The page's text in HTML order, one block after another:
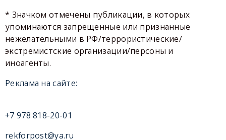
* Значком отмечены публикации, в которых
упоминаются запрещенные или признанные
нежелательными в РФ/террористические/
экстремистские организации/персоны и
иноагенты.
Реклама на сайте:
+7 978 818-20-01
rekforpost@ya.ru